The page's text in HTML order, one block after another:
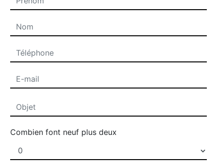
Combien font neuf plus deux